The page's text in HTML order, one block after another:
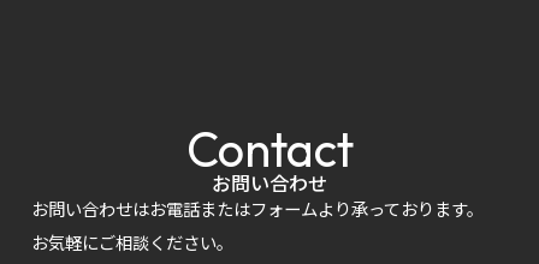
Contact
お問い合わせ
お問い合わせはお電話またはフォームより承っております。
お気軽にご相談ください。